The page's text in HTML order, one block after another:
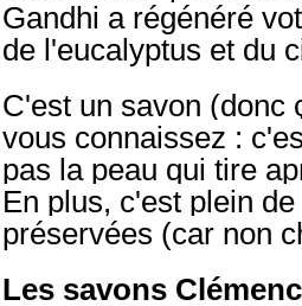
Gandhi a régénéré
de l'eucalyptus et du
C'est un savon (donc
vous connaissez :
pas la peau qui tire
En plus, c'est plein
préservées (car non
Les savons